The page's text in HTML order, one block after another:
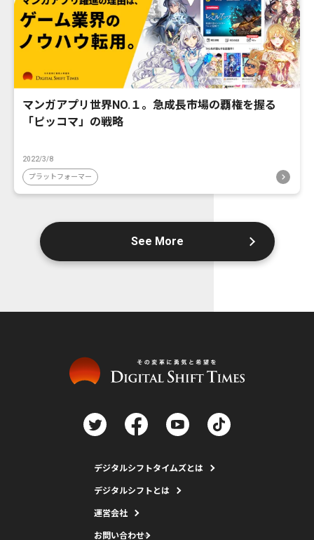
マンガアプリ世界NO.１。急成長市場の覇権を握る
「ピッコマ」の戦略
2022/3/8
プラットフォーマー
See More
デジタルシフトタイムズとは
デジタルシフトとは
運営会社
お問い合わせ